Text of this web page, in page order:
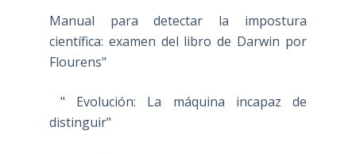
Manual para detectar la impostura
científica: examen del libro de Darwin por
Flourens"
" Evolución: La máquina incapaz de
distinguir"